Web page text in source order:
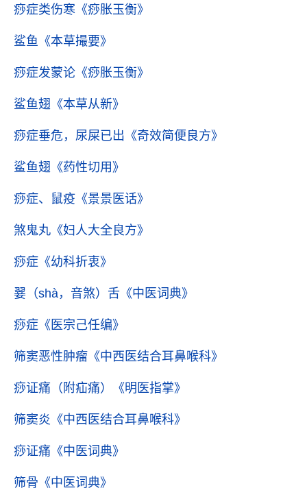
痧症类伤寒 《痧胀玉衡》
鲨鱼 《本草撮要》
痧症发蒙论 《痧胀玉衡》
鲨鱼翅 《本草从新》
痧症垂危，尿屎已出 《奇效简便良方》
鲨鱼翅 《药性切用》
痧症、鼠疫 《景景医话》
煞鬼丸 《妇人大全良方》
痧症 《幼科折衷》
翣（shà，音煞）舌 《中医词典》
痧症 《医宗己任编》
筛窦恶性肿瘤 《中西医结合耳鼻喉科》
痧证痛（附疝痛） 《明医指掌》
筛窦炎 《中西医结合耳鼻喉科》
痧证痛 《中医词典》
筛骨 《中医词典》